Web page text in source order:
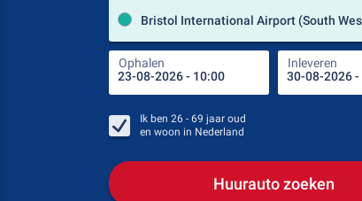
Ophalen Inleveren
Ik ben 26 - 69 jaar oud
en woon in Nederland
Huurauto zoeken